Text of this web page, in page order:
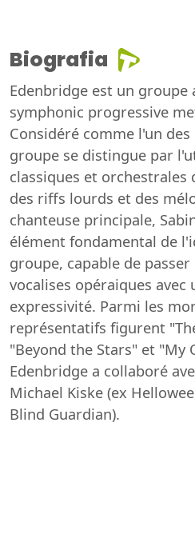
Biografia
Edenbridge est un groupe
symphonic progressive
Considéré comme l'un
groupe se distingue par
classiques et orchestrales
des riffs lourds et des
chanteuse principale,
élément fondamental de
groupe, capable de
vocalises opéraiques avec
expressivité. Parmi les
représentatifs figurent
"Beyond the Stars" et "My
Edenbridge a collaboré
Michael Kiske (ex
Blind Guardian).